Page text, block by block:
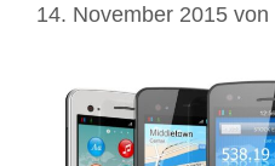
14. November 2015 von